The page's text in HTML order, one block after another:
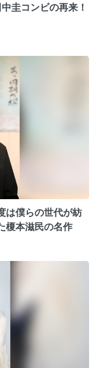
圭コンビの再来！
は僕らの世代が紡
榎本滋民の名作